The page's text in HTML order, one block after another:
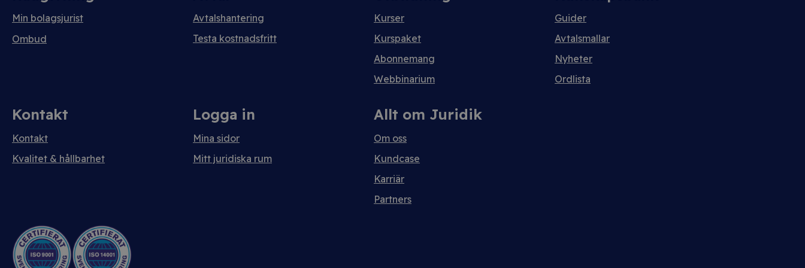
Min bolagsjurist
Ombud
Avtalshantering
Testa kostnadsfritt
Kurser
Kurspaket
Abonnemang
Webbinarium
Guider
Avtalsmallar
Nyheter
Ordlista
Kontakt
Kontakt
Kvalitet & hållbarhet
Logga in
Mina sidor
Mitt juridiska rum
Allt om Juridik
Om oss
Kundcase
Karriär
Partners